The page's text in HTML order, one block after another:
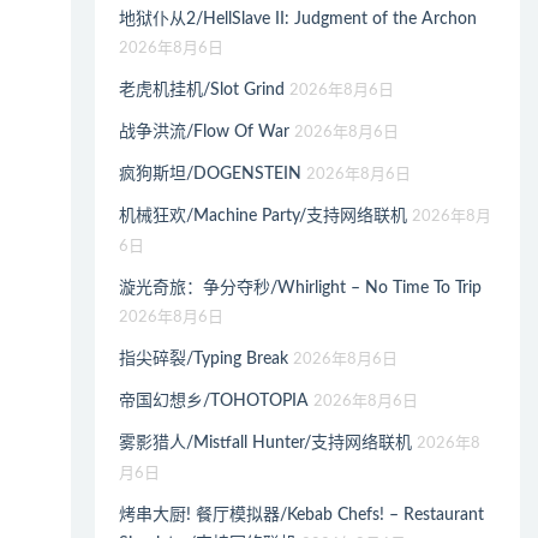
地狱仆从2/HellSlave II: Judgment of the Archon
2026年8月6日
老虎机挂机/Slot Grind 2026年8月6日
战争洪流/Flow Of War 2026年8月6日
疯狗斯坦/DOGENSTEIN 2026年8月6日
机械狂欢/Machine Party/支持网络联机 2026年8月
6日
漩光奇旅：争分夺秒/Whirlight – No Time To Trip
2026年8月6日
指尖碎裂/Typing Break 2026年8月6日
帝国幻想乡/TOHOTOPIA 2026年8月6日
雾影猎人/Mistfall Hunter/支持网络联机 2026年8
月6日
烤串大厨! 餐厅模拟器/Kebab Chefs! – Restaurant